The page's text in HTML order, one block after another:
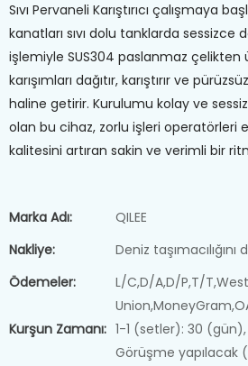
Sıvı Pervaneli Karıştırıcı çalışmaya
kanatları sıvı dolu tanklarda sessizce
işlemiyle SUS304 paslanmaz çelikten
karışımları dağıtır, karıştırır ve
haline getirir. Kurulumu kolay ve
olan bu cihaz, zorlu işleri operatörleri
kalitesini artıran sakin ve verimli bir
Marka Adı:
QILEE
Nakliye:
Deniz
Ödemeler:
L/C,D/A,D/P,T/
Kurşun Zamanı: 1-1 (setler): 30
Görüşme yapılacak